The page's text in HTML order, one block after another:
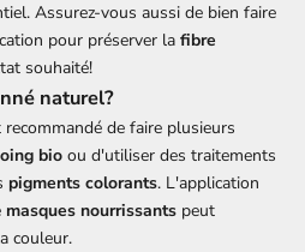
Assurez-vous aussi de bien faire
pour préserver la fibre
souhaité!
naturel?
recommandé de faire plusieurs
bio ou d'utiliser des traitements
pigments colorants. L'application
masques nourrissants peut
couleur.